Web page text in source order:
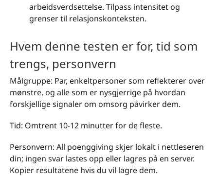
arbeidsverdsettelse. Tilpass intensitet og
grenser til relasjonskonteksten.
Hvem denne testen er for, tid som
trengs, personvern
Målgruppe: Par, enkeltpersoner som reflekterer over
mønstre, og alle som er nysgjerrige på hvordan
forskjellige signaler om omsorg påvirker dem.
Tid: Omtrent 10-12 minutter for de fleste.
Personvern: All poenggiving skjer lokalt i nettleseren
din; ingen svar lastes opp eller lagres på en server.
Kopier resultatene hvis du vil lagre dem.